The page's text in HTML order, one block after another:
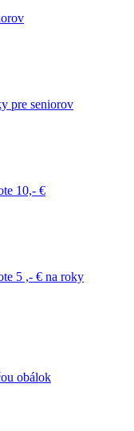
pre seniorov
10,- €
5 ,- € na roky
obálok